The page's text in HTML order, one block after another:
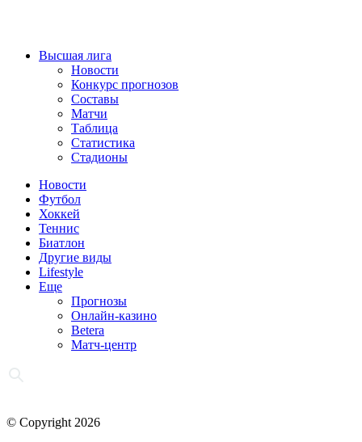
Высшая лига
Новости
Конкурс прогнозов
Составы
Матчи
Таблица
Статистика
Стадионы
Новости
Футбол
Хоккей
Теннис
Биатлон
Другие виды
Lifestyle
Еще
Прогнозы
Онлайн-казино
Betera
Матч-центр
© Copyright 2026